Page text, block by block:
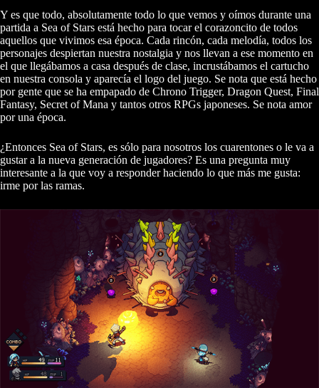
Y es que todo, absolutamente todo lo que vemos y oímos durante una
partida a Sea of Stars está hecho para tocar el corazoncito de todos
aquellos que vivimos esa época. Cada rincón, cada melodía, todos los
personajes despiertan nuestra nostalgia y nos llevan a ese momento en
el que llegábamos a casa después de clase, incrustábamos el cartucho
en nuestra consola y aparecía el logo del juego. Se nota que está hecho
por gente que se ha empapado de Chrono Trigger, Dragon Quest, Final
Fantasy, Secret of Mana y tantos otros RPGs japoneses. Se nota amor
por una época.
¿Entonces Sea of Stars, es sólo para nosotros los cuarentones o le va a
gustar a la nueva generación de jugadores? Es una pregunta muy
interesante a la que voy a responder haciendo lo que más me gusta:
irme por las ramas.